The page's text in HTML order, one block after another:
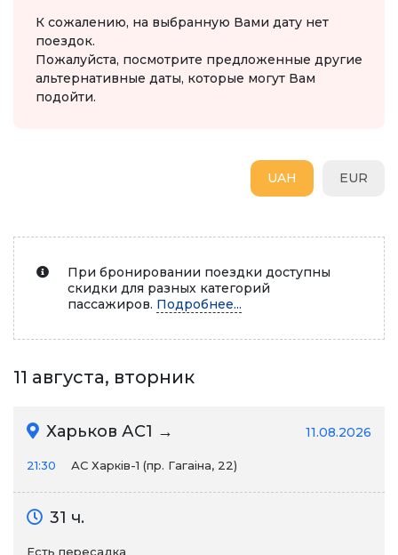
К сожалению, на выбранную Вами дату нет
поездок.
Пожалуйста, посмотрите предложенные другие
альтернативные даты, которые могут Вам
подойти.
EUR
UAH
При бронировании поездки доступны
скидки для разных категорий
пассажиров. Подробнее...
11 августа, вторник
Харьков АС1 → 11.08.2026
21:30 АС Харків-1 (пр. Гагаіна, 22)
31 ч.
Есть пересадка